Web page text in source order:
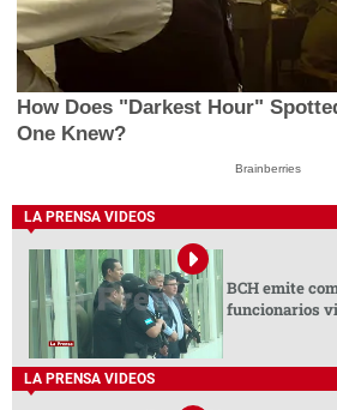
How Does "Darkest Hour"
One Knew?
Brainberries
LA PRENSA VIDEOS
BCH emite
funcionarios
LA PRENSA VIDEOS